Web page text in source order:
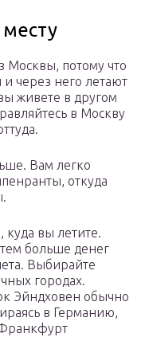
Москвы, потому что
через него летают
живете в другом
в Москву
Вам легко
откуда
вы летите.
больше денег
Выбирайте
городах.
Эйндховен обычно
в Германию,